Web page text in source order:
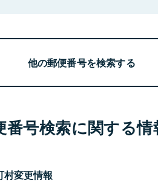
他の郵便番号を検索する
番号検索に関する情
村変更情報